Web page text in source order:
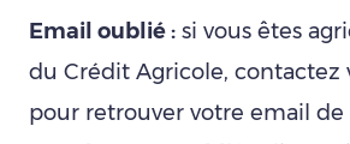
Email oublié : si vous êtes
du Crédit Agricole, contactez
pour retrouver votre email de